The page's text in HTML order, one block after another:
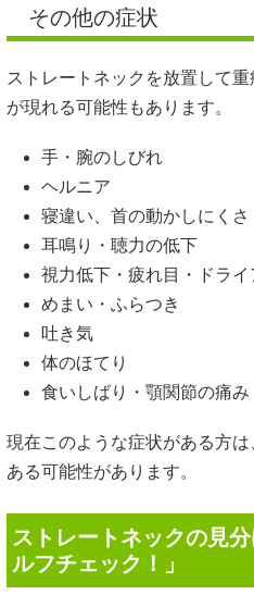
その他の症状
ストレートネックを放置して
が現れる可能性もあります。
手・腕のしびれ
ヘルニア
寝違い、首の動かしにくさ
耳鳴り・聴力の低下
視力低下・疲れ目・ドライ
めまい・ふらつき
吐き気
体のほてり
食いしばり・顎関節の痛み
現在このような症状がある方
ある可能性があります。
ストレートネックの見
ルフチェック！」